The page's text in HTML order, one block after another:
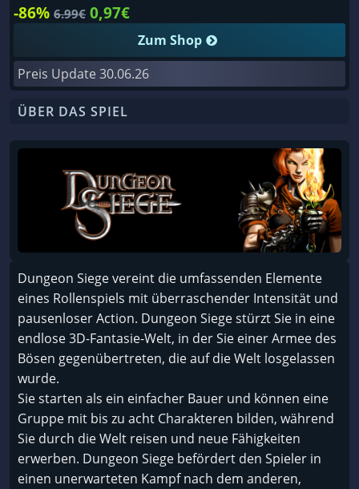
-86% 6.99€ 0,97€
Zum Shop
Preis Update 30.06.26
ÜBER DAS SPIEL
Dungeon Siege vereint die umfassenden Elemente
eines Rollenspiels mit überraschender Intensität und
pausenloser Action. Dungeon Siege stürzt Sie in eine
endlose 3D-Fantasie-Welt, in der Sie einer Armee des
Bösen gegenübertreten, die auf die Welt losgelassen
wurde.
Sie starten als ein einfacher Bauer und können eine
Gruppe mit bis zu acht Charakteren bilden, während
Sie durch die Welt reisen und neue Fähigkeiten
erwerben. Dungeon Siege befördert den Spieler in
einen unerwarteten Kampf nach dem anderen,